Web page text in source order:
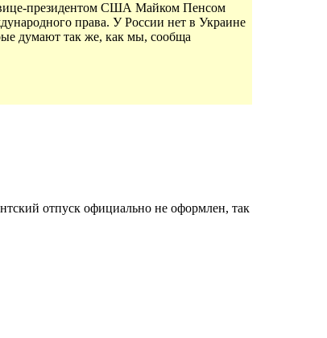
вице-президентом США Майком Пенсом
права. У России нет в Украине
думают так же, как мы, сообща
отпуск официально не оформлен, так